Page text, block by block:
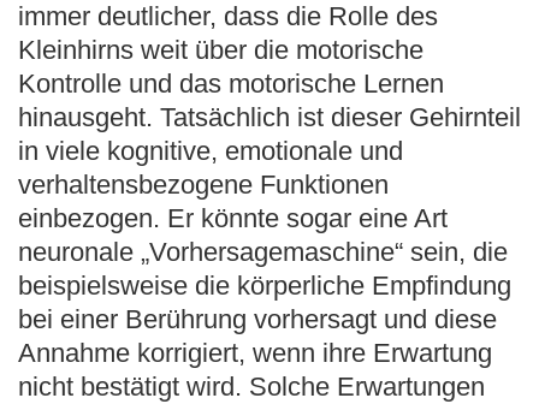
immer deutlicher, dass die Rolle des
Kleinhirns weit über die motorische
Kontrolle und das motorische Lernen
hinausgeht. Tatsächlich ist dieser Gehirnteil
in viele kognitive, emotionale und
verhaltensbezogene Funktionen
einbezogen. Er könnte sogar eine Art
neuronale „Vorhersagemaschine“ sein, die
beispielsweise die körperliche Empfindung
bei einer Berührung vorhersagt und diese
Annahme korrigiert, wenn ihre Erwartung
nicht bestätigt wird. Solche Erwartungen